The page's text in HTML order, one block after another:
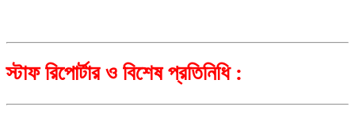
স্টাফ রিপোর্টার ও বিশেষ প্রতিনিধি :